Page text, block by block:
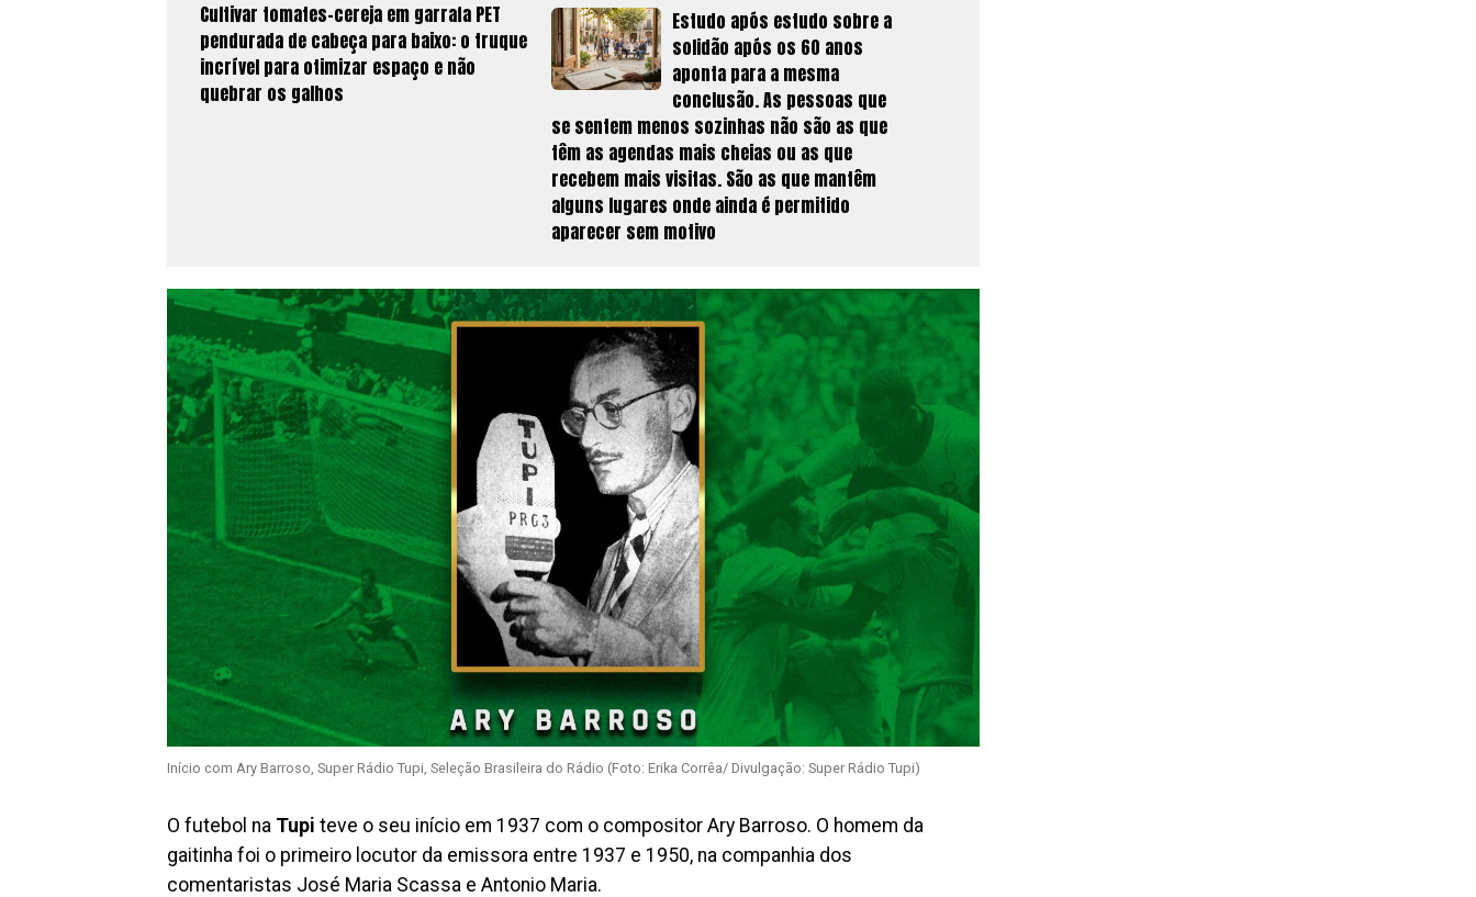
Cultivar tomates-cereja em garrafa PET
pendurada de cabeça para baixo: o truque
incrível para otimizar espaço e não
quebrar os galhos
Estudo após estudo sobre a
solidão após os 60 anos
aponta para a mesma
conclusão. As pessoas que
se sentem menos sozinhas não são as que
têm as agendas mais cheias ou as que
recebem mais visitas. São as que mantêm
alguns lugares onde ainda é permitido
aparecer sem motivo
Início com Ary Barroso, Super Rádio Tupi, Seleção Brasileira do Rádio (Foto: Erika Corrêa/ Divulgação: Super Rádio Tupi)
O futebol na Tupi teve o seu início em 1937 com o compositor Ary Barroso. O homem da
gaitinha foi o primeiro locutor da emissora entre 1937 e 1950, na companhia dos
comentaristas José Maria Scassa e Antonio Maria.